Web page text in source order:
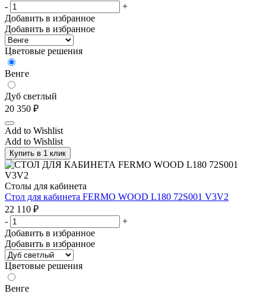
-
+
Добавить в избранное
Добавить в избранное
Цветовые решения
Венге
Дуб светлый
20 350 ₽
Add to Wishlist
Add to Wishlist
Купить в 1 клик
Столы для кабинета
Стол для кабинета FERMO WOOD L180 72S001 V3V2
22 110 ₽
-
+
Добавить в избранное
Добавить в избранное
Цветовые решения
Венге